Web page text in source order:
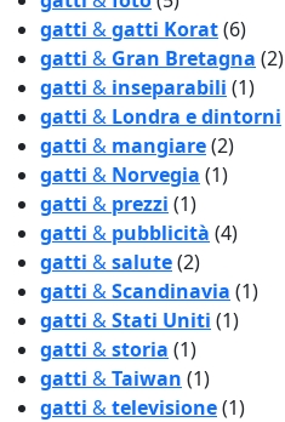
gatti &gatti Korat(6)
gatti & Gran Bretagna (2)
gatti & inseparabili (1)
gatti & Londra e dintorni
gatti & mangiare(2)
gatti & Norvegia (1)
gatti & prezzi (1)
gatti & pubblicità (4)
gatti &salute(2)
gatti &Scandinavia (1)
gatti &Stati Uniti (1)
gatti &storia (1)
gatti &Taiwan (1)
gatti &televisione(1)